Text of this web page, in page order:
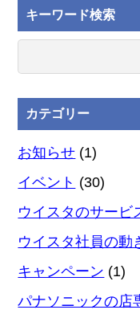
キーワード検索
カテゴリー
お知らせ (1)
イベント (30)
ウイスタのサービ
ウイスタ社員の動
キャンペーン (1)
パナソニックの店